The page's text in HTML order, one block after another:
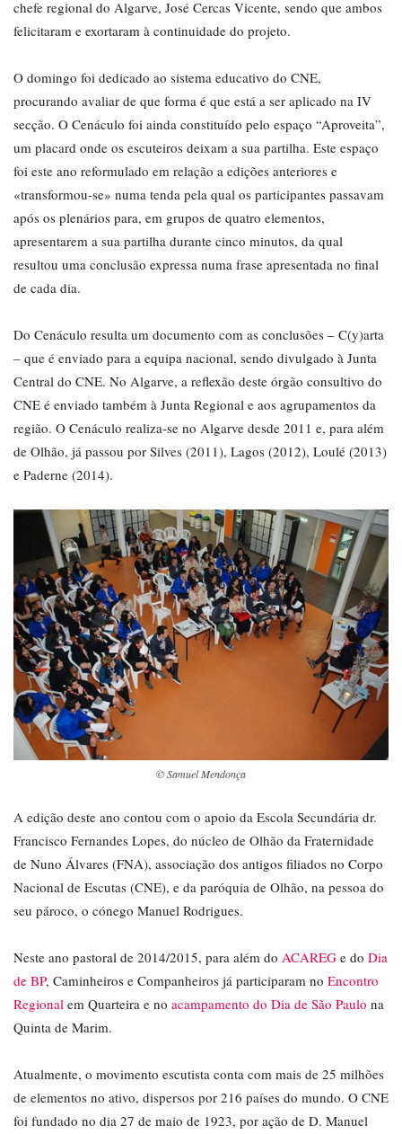
chefe regional do Algarve, José Cercas Vicente, sendo que ambos
felicitaram e exortaram à continuidade do projeto.
O domingo foi dedicado ao sistema educativo do CNE,
procurando avaliar de que forma é que está a ser aplicado na IV
secção. O Cenáculo foi ainda constituído pelo espaço “Aproveita”,
um placard onde os escuteiros deixam a sua partilha. Este espaço
foi este ano reformulado em relação a edições anteriores e
«transformou-se» numa tenda pela qual os participantes passavam
após os plenários para, em grupos de quatro elementos,
apresentarem a sua partilha durante cinco minutos, da qual
resultou uma conclusão expressa numa frase apresentada no final
de cada dia.
Do Cenáculo resulta um documento com as conclusões – C(y)arta
– que é enviado para a equipa nacional, sendo divulgado à Junta
Central do CNE. No Algarve, a reflexão deste órgão consultivo do
CNE é enviado também à Junta Regional e aos agrupamentos da
região. O Cenáculo realiza-se no Algarve desde 2011 e, para além
de Olhão, já passou por Silves (2011), Lagos (2012), Loulé (2013)
e Paderne (2014).
© Samuel Mendonça
A edição deste ano contou com o apoio da Escola Secundária dr.
Francisco Fernandes Lopes, do núcleo de Olhão da Fraternidade
de Nuno Álvares (FNA), associação dos antigos filiados no Corpo
Nacional de Escutas (CNE), e da paróquia de Olhão, na pessoa do
seu pároco, o cónego Manuel Rodrigues.
Neste ano pastoral de 2014/2015, para além do ACAREG e do Dia
de BP, Caminheiros e Companheiros já participaram no Encontro
Regional em Quarteira e no acampamento do Dia de São Paulo na
Quinta de Marim.
Atualmente, o movimento escutista conta com mais de 25 milhões
de elementos no ativo, dispersos por 216 países do mundo. O CNE
foi fundado no dia 27 de maio de 1923, por ação de D. Manuel